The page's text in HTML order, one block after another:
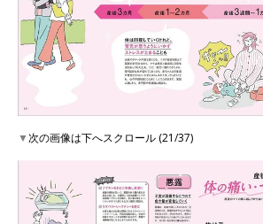
▼次の画像は下へスクロール (21/37)